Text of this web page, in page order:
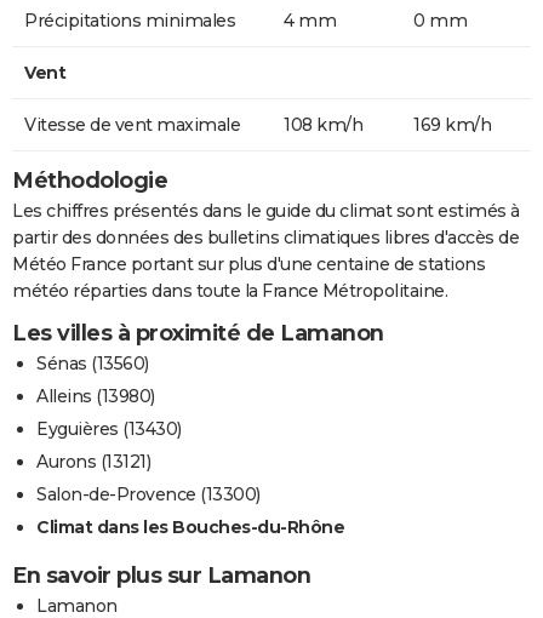
Précipitations minimales 4 mm 0 mm
Vent
Vitesse de vent maximale 108 km/h 169 km/h
Méthodologie
Les chiffres présentés dans le guide du climat sont estimés à
partir des données des bulletins climatiques libres d'accès de
Météo France portant sur plus d'une centaine de stations
météo réparties dans toute la France Métropolitaine.
Les villes à proximité de Lamanon
Sénas (13560)
Alleins (13980)
Eyguières (13430)
Aurons (13121)
Salon-de-Provence (13300)
Climat dans les Bouches-du-Rhône
En savoir plus sur Lamanon
Lamanon